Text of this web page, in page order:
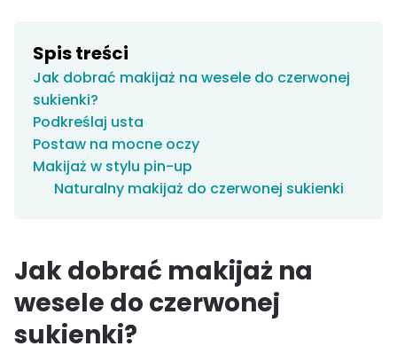
Spis treści
Jak dobrać makijaż na wesele do czerwonej
sukienki?
Podkreślaj usta
Postaw na mocne oczy
Makijaż w stylu pin-up
Naturalny makijaż do czerwonej sukienki
Jak dobrać makijaż na
wesele do czerwonej
sukienki?